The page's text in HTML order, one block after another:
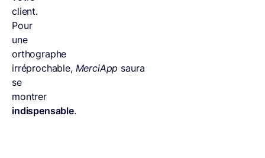
client.
Pour
une
orthographe
irréprochable, MerciApp saura
se
montrer
indispensable.